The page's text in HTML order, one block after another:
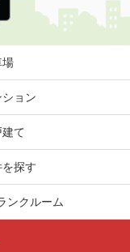
場
ョン
て
探す
ンクルーム